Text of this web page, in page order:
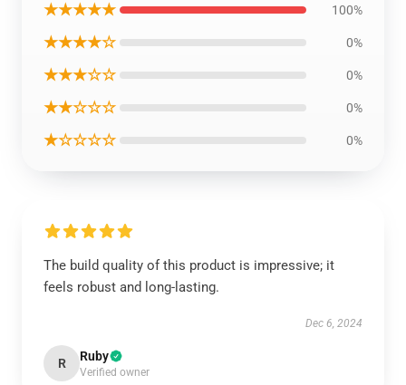
★★★★★ 100%
★★★★☆ 0%
★★★☆☆ 0%
★★☆☆☆ 0%
★☆☆☆☆ 0%
The build quality of this product is impressive; it
feels robust and long-lasting.
Dec 6, 2024
R Ruby
Verified owner